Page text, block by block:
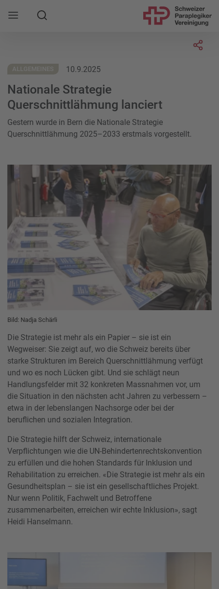
Mobile Navigation öffnen
Suche
ALLGEMEINES 10.9.2025
Nationale Strategie
Querschnittlähmung lanciert
Gestern wurde in Bern die Nationale Strategie
Querschnittlähmung 2025–2033 erstmals vorgestellt.
Bild: Nadja Schärli
Die Strategie ist mehr als ein Papier – sie ist ein
Wegweiser: Sie zeigt auf, wo die Schweiz bereits über
starke Strukturen im Bereich Querschnittlähmung verfügt
und wo es noch Lücken gibt. Und sie schlägt neun
Handlungsfelder mit 32 konkreten Massnahmen vor, um
die Situation in den nächsten acht Jahren zu verbessern –
etwa in der lebenslangen Nachsorge oder bei der
beruflichen und sozialen Integration.
Die Strategie hilft der Schweiz, internationale
Verpflichtungen wie die UN-Behindertenrechtskonvention
zu erfüllen und die hohen Standards für Inklusion und
Rehabilitation zu erreichen. «Die Strategie ist mehr als ein
Gesundheitsplan – sie ist ein gesellschaftliches Projekt.
Nur wenn Politik, Fachwelt und Betroffene
zusammenarbeiten, erreichen wir echte Inklusion», sagt
Heidi Hanselmann.